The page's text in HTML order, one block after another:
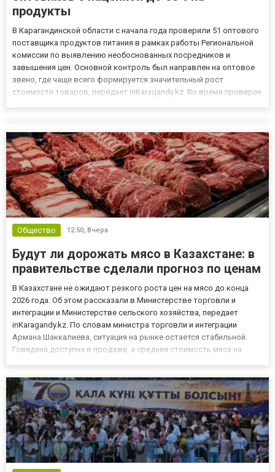
продукты
В Карагандинской области с начала года проверили 51 оптового
поставщика продуктов питания в рамках работы Региональной
комиссии по выявлению необоснованных посредников и
завышения цен. Основной контроль был направлен на оптовое
звено, где чаще всего формируется значительный рост
стоимости товаров, передает inKaragandy.kz. Во время проверок
Общество 12:50, Вчера
Будут ли дорожать мясо в Казахстане: в
правительстве сделали прогноз по ценам
В Казахстане не ожидают резкого роста цен на мясо до конца
2026 года. Об этом рассказали в Министерстве торговли и
интеграции и Министерстве сельского хозяйства, передает
inKaragandy.kz. По словам министра торговли и интеграции
Армана Шаккалиева, ситуация на рынке остается стабильной.
Говядина доступна в продаже, а средняя стоимость мяса на